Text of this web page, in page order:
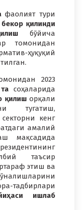
фаолият тури
қилинди
бўйича
томонидан
ҳуқуқий
2023
соҳаларида
қилиш орқали
тугатиш,
кенг
амалий
мақсадида
таъсир
этиш ва
тадбирлари
ишлаб